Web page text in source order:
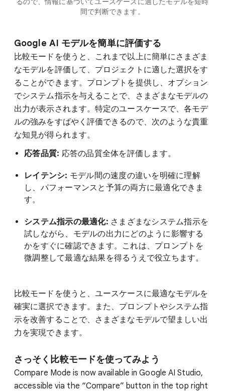
間で判断できます。
Google AI モデルを簡単に評価する
比較モードを使うと、これまで以上に簡単にさまざま
なモデルを評価して、プロジェクトに適した選択をす
ることができます。プロンプトを提供し、オプション
でシステム指示を与えることで、さまざまなモデルの
出力が表示されます。特定のユースケースで、各モデ
ルの強みをすばやく評価できるので、次のような貴重
な知見が得られます。
応答品質: 応答の品質全体を評価します。
レイテンシ: モデル間の速度の違いを明確に理解
し、パフォーマンスと予算の両方に最適化できま
す。
システム指示の最適化: さまざまなシステム指示を
試しながら、モデルの出力にどのように影響する
かをすぐに確認できます。これは、プロンプトを
微調整して最適な結果を得るうえで役立ちます。
比較モードを使うと、ユースケースに最適なモデルを
確実に選択できます。また、プロンプトやシステム指
示を改善することで、さまざまなモデルで望ましい出
力を実現できます。
さっそく比較モードを使ってみよう
Compare Mode is now available in Google AI Studio,
accessible via the “Compare” button in the top right